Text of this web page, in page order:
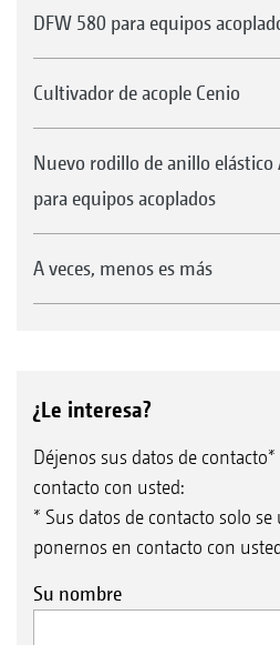
DFW 580 para equipos
Cultivador de acople Cenio
Nuevo rodillo de anillo elástico
para equipos acoplados
A veces, menos es más
¿Le interesa?
Déjenos sus datos de
contacto con usted:
* Sus datos de contacto solo se
ponernos en contacto con
Su nombre